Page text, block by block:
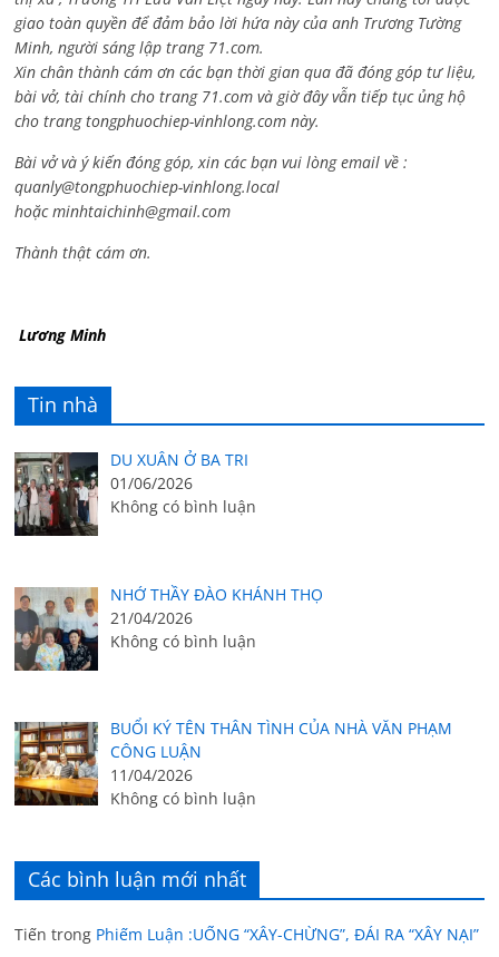
giao toàn quyền để đảm bảo lời hứa này của anh Trương Tường
Minh, người sáng lập trang 71.com.
Xin chân thành cám ơn các bạn thời gian qua đã đóng góp tư liệu,
bài vở, tài chính cho trang 71.com và giờ đây vẫn tiếp tục ủng hộ
cho trang tongphuochiep-vinhlong.com này.
Bài vở và ý kiến đóng góp, xin các bạn vui lòng email về :
quanly@tongphuochiep-vinhlong.local
hoặcminhtaichinh@gmail.com
Thành thật cám ơn.
Lương Minh
Tin nhà
DU XUÂN Ở BA TRI
01/06/2026
Không có bình luận
NHỚ THẦY ĐÀO KHÁNH THỌ
21/04/2026
Không có bình luận
BUỔI KÝ TÊN THÂN TÌNH CỦA NHÀ VĂN PHẠM
CÔNG LUẬN
11/04/2026
Không có bình luận
Các bình luận mới nhất
Tiến trong Phiếm Luận :UỐNG “XÂY-CHỪNG”, ĐÁI RA “XÂY NẠI”